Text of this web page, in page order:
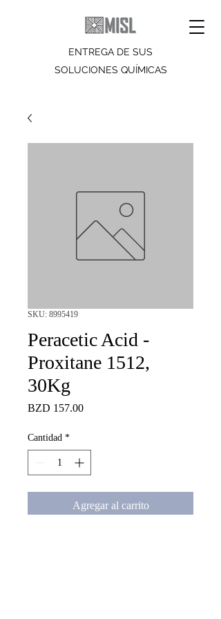
ENTREGA DE SUS
SOLUCIONES QUÍMICAS
SKU: 8995419
Peracetic Acid -
Proxitane 1512,
30Kg
BZD 157.00Precio
Cantidad *
Agregar al carrito